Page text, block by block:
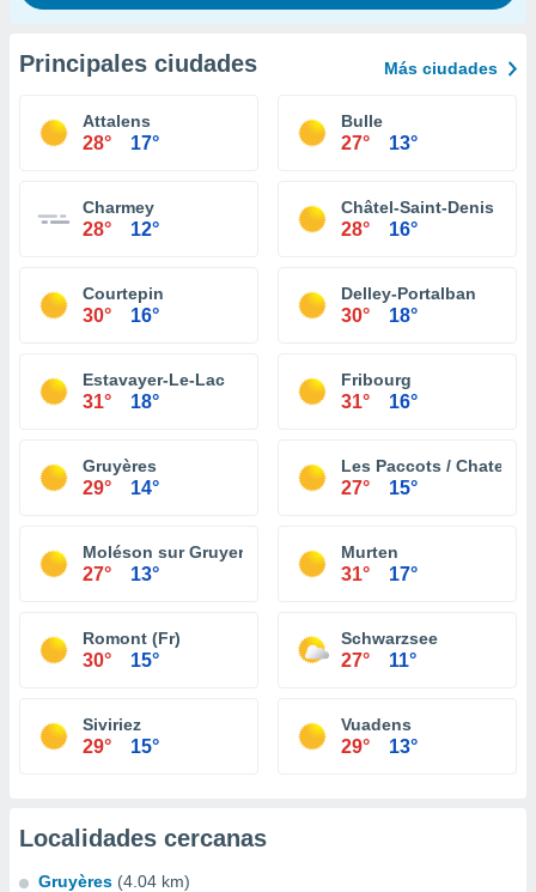
Principales ciudades Más ciudades
Attalens
28° 17°
Bulle
27° 13°
Charmey
28° 12°
Châtel-Saint-Denis
28° 16°
Courtepin
30° 16°
Delley-Portalban
30° 18°
Estavayer-Le-Lac
31° 18°
Fribourg
31° 16°
Gruyères
29° 14°
Les Paccots / Chatel St
27° 15°
Moléson sur Gruyeres
27° 13°
Murten
31° 17°
Romont (Fr)
30° 15°
Schwarzsee
27° 11°
Siviriez
29° 15°
Vuadens
29° 13°
Localidades cercanas
Gruyères (4.04 km)